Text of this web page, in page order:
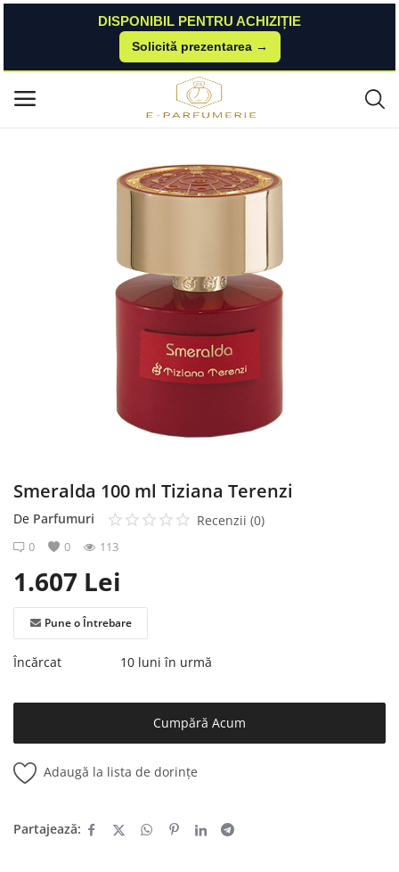
DISPONIBIL PENTRU ACHIZIȚIE
Solicită prezentarea →
Meniu principal
Parfumuri Niche Smeralda 100 ml Tiziana Terenzi
Smeralda 100 ml Tiziana Terenzi
De Parfumuri Recenzii (0)
0 0 113
1.607 Lei
Pune o Întrebare
Încărcat 10 luni în urmă
Cumpără Acum
Adaugă la lista de dorințe
Partajează: